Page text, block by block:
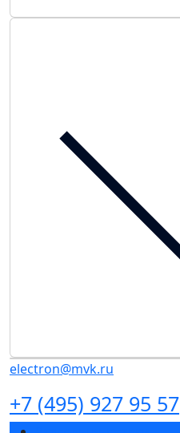
electron@mvk.ru
+7 (495) 927 95 57